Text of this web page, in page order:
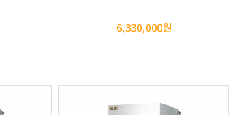
6,330,000원